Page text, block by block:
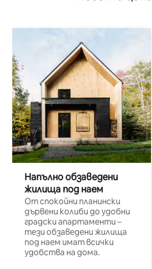
Напълно обзаведени
жилища под наем
От спокойни планински
дървени колиби до удобни
градски апартаменти –
тези обзаведени жилища
под наем имат всички
удобства на дома.